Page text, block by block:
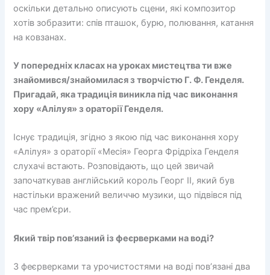
оскільки детально описують сцени, які композитор
хотів зобразити: спів пташок, бурю, полювання, катання
на ковзанах.
У попередніх класах на уроках мистецтва ти вже
знайомився/знайомилася з творчістю Г. Ф. Генделя.
Пригадай, яка традиція виникла під час виконання
хору «Алілуя» з ораторії Генделя.
Існує традиція, згідно з якою під час виконання хору
«Алілуя» з ораторії «Месія» Георга Фрідріха Генделя
слухачі встають. Розповідають, що цей звичай
започаткував англійський король Георг II, який був
настільки вражений величчю музики, що підвівся під
час прем’єри.
Який твір пов’язаний із феєрверками на воді?
З феєрверками та урочистостями на воді пов’язані два